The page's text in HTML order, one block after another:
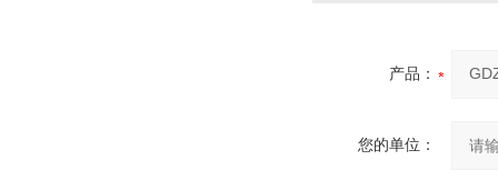
产品：
您的单位：